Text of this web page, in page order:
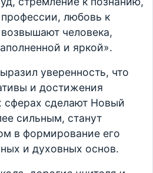
любовь к
человека,
и яркой».
уверенность, что
и достижения
сделают Новый
сильным, станут
в формирование его
и духовных основ.